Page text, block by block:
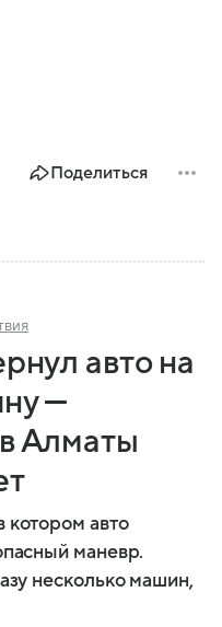
Поделиться
авто на
—
Алматы
авто
маневр.
несколько машин,